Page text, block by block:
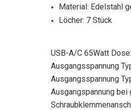
Material: Edelstahl
Löcher: 7 Stück
USB-A/C 65Watt Dose:
Ausgangsspannung
Ausgangsspannung
Ausgangspannung bei